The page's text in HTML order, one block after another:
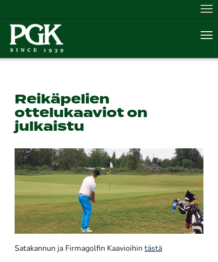
Reikäpelien
ottelukaaviot on
julkaistu
Satakannun ja Firmagolfin Kaavioihin tästä